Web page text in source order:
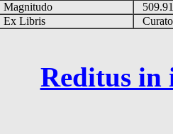
Magnitudo
Ex Libris
Reditus in